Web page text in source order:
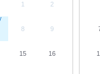
1 2
8 9
15 16